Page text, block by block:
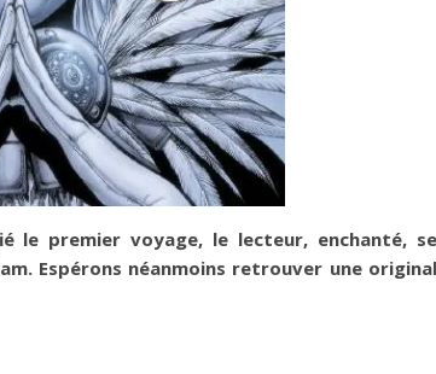
premier voyage, le lecteur, enchanté,
Espérons néanmoins retrouver une